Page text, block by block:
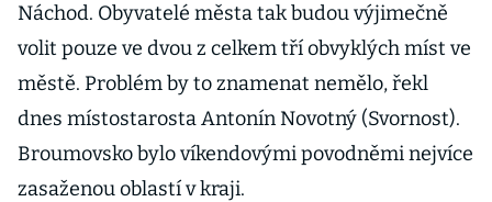
Náchod. Obyvatelé města tak budou výjimečně
volit pouze ve dvou z celkem tří obvyklých míst ve
městě. Problém by to znamenat nemělo, řekl
dnes místostarosta Antonín Novotný (Svornost).
Broumovsko bylo víkendovými povodněmi nejvíce
zasaženou oblastí v kraji.